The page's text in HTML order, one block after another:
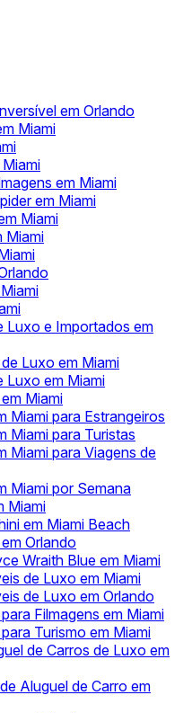
em Orlando
Miami
em Miami
em Miami
Miami
Miami
Luxo e Importados em
Luxo em Miami
Luxo em Miami
Miami
Miami para Estrangeiros
Miami para Turistas
Miami para Viagens de
Miami por Semana
Miami
em Miami Beach
Orlando
Wraith Blue em Miami
de Luxo em Miami
de Luxo em Orlando
Filmagens em Miami
Turismo em Miami
de Carros de Luxo em
Aluguel de Carro em